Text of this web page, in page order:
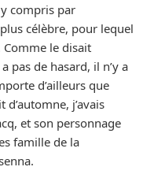
compris par
célèbre, pour lequel
le disait
pas de hasard, il n’y a
d’ailleurs que
j’avais
et son personnage
famille de la